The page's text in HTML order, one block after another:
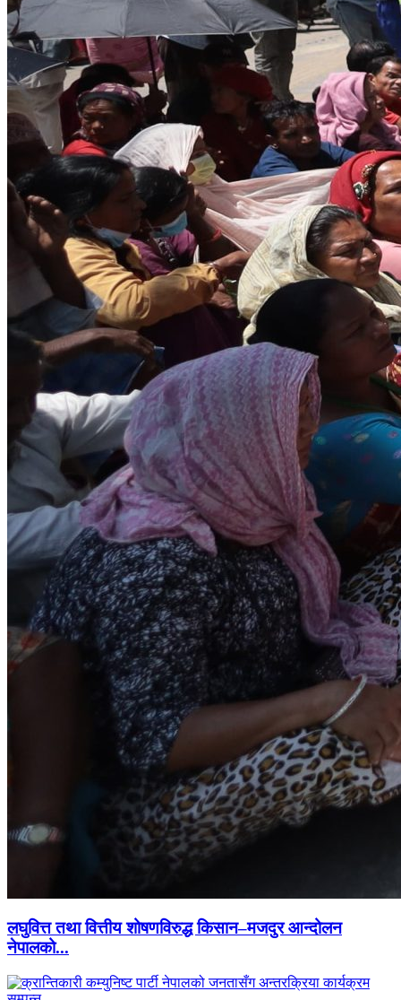
लघुवित्त तथा वित्तीय शोषणविरुद्ध किसान–मजदुर आन्दोलन
नेपालको...